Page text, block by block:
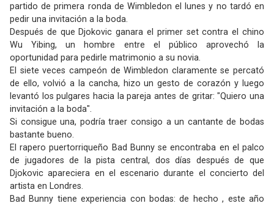
partido de primera ronda de Wimbledon el lunes y no tardó en
pedir una invitación a la boda.
Después de que Djokovic ganara el primer set contra el chino
Wu Yibing, un hombre entre el público aprovechó la
oportunidad para pedirle matrimonio a su novia.
El siete veces campeón de Wimbledon claramente se percató
de ello, volvió a la cancha, hizo un gesto de corazón y luego
levantó los pulgares hacia la pareja antes de gritar: "Quiero una
invitación a la boda".
Si consigue una, podría traer consigo a un cantante de bodas
bastante bueno.
El rapero puertorriqueño Bad Bunny se encontraba en el palco
de jugadores de la pista central, dos días después de que
Djokovic apareciera en el escenario durante el concierto del
artista en Londres.
Bad Bunny tiene experiencia con bodas: de hecho , este año